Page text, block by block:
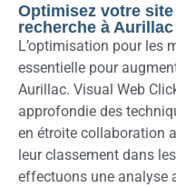
Optimisez votre
recherche à Aurillac
L’optimisation pour les
essentielle pour
Aurillac. Visual Web
approfondie des
en étroite collaboration
leur classement dans
effectuons une analyse